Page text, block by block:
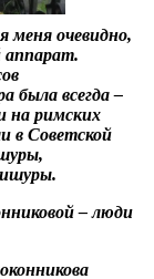
меня очевидно,
аппарат.
была всегда –
на римских
в Советской
– люди